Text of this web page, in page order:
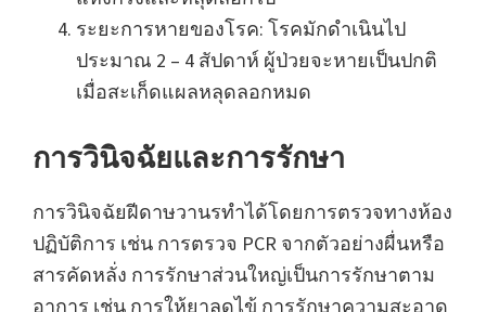
ระยะการหายของโรค: โรคมักดำเนินไป
ประมาณ 2 – 4 สัปดาห์ ผู้ป่วยจะหายเป็นปกติ
เมื่อสะเก็ดแผลหลุดลอกหมด
การวินิจฉัยและการรักษา
การวินิจฉัยฝีดาษวานรทำได้โดยการตรวจทางห้อง
ปฏิบัติการ เช่น การตรวจ PCR จากตัวอย่างผื่นหรือ
สารคัดหลั่ง การรักษาส่วนใหญ่เป็นการรักษาตาม
อาการ เช่น การให้ยาลดไข้ การรักษาความสะอาด